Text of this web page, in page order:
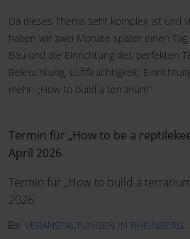
Da dieses Thema sehr komplex ist und
haben wir zwei Monate später einen
Bau und die Einrichtung des perfekten
Beleuchtung, Luftfeuchtigkeit,
mehr: „How to build a terrarium“
Termin für „How to be a
April 2026
Termin für „How to build a
2026
VERANSTALTUNGEN IN RHEINBERG